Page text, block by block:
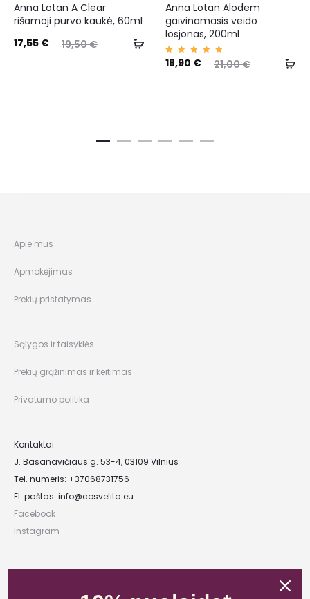
Anna Lotan A Clear
rišamoji purvo kaukė, 60ml
19,50€
17,55 €
Anna Lotan Alodem
gaivinamasis veido
losjonas, 200ml
Įvertin
imas:
21,00€
18,90 €
Apie mus
Apmokėjimas
Prekių pristatymas
Sąlygos ir taisyklės
Prekių grąžinimas ir keitimas
Privatumo politika
Kontaktai
J. Basanavičiaus g. 53-4, 03109 Vilnius
Tel. numeris: +37068731756
El. paštas: info@cosvelita.eu
Facebook
Instagram
Įmonės kodas: 303481944